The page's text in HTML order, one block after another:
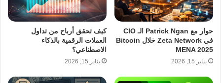
حوار مع Patrick Ngan الـ CIO
في Zeta Network خلال Bitcoin
MENA 2025
يناير 15, 2026
كيف تحقق أرباح من تداول
العملات الرقمية بالذكاء
الاصطناعي؟
يناير 15, 2026